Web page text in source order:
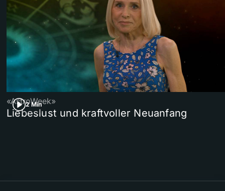
2 Min
«AstroWeek»
Liebeslust und kraftvoller Neuanfang